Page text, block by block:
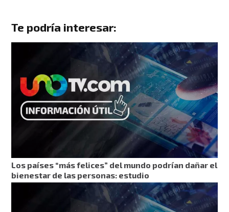
Te podría interesar:
Los países “más felices” del mundo podrían dañar el
bienestar de las personas: estudio